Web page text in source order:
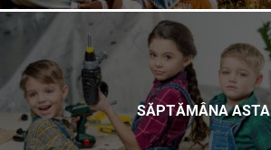
SĂPTĂMÂNA ASTA